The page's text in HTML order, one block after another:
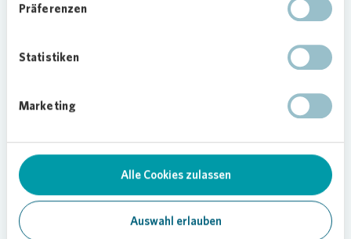
Präferenzen
Statistiken
Marketing
Alle Cookies zulassen
Auswahl erlauben
ein interdisziplinäres Ausstellungsprojekt der
Förderung des
„Wir unterstützen gern Projekte für moderne
ein wichtiger Ausdruck der Dresdner
Stadtgesellschaft“, sagt Alexander Wuttke,
Aktionen den Quartiersgedanken von